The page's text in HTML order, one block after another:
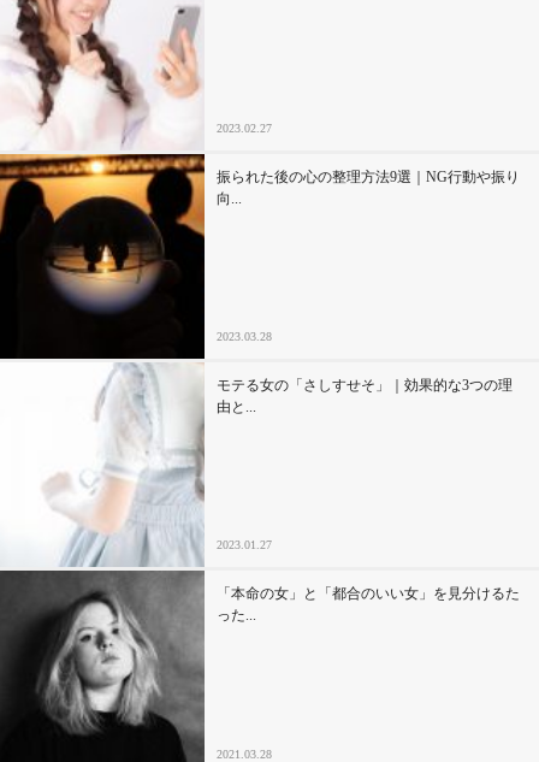
2023.02.27
振られた後の心の整理方法9選｜NG行動や振り
向...
2023.03.28
モテる女の「さしすせそ」｜効果的な3つの理
由と...
2023.01.27
「本命の女」と「都合のいい女」を見分けるた
った...
2021.03.28